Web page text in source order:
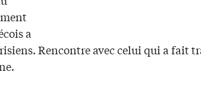
a
Rencontre avec celui qui a fait